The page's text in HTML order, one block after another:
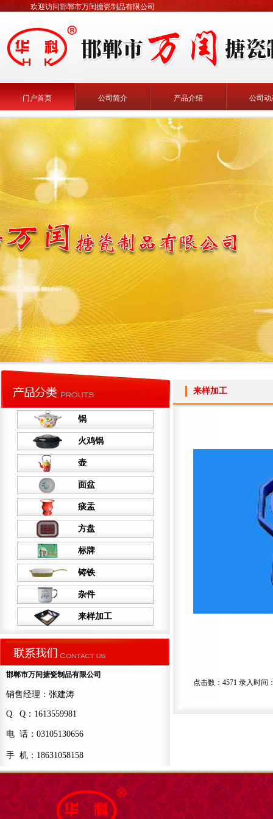
欢迎访问邯郸市万闰搪瓷制品有限公司
门户首页 公司简介 产品介绍 公司动
锅
火鸡锅
壶
面盆
痰盂
方盘
标牌
铸铁
杂件
来样加工
邯郸市万闰搪瓷制品有限公司
销售经理：张建涛
Q Q：1613559981
电 话：03105130656
手 机：18631058158
来样加工
点击数：4571 录入时间